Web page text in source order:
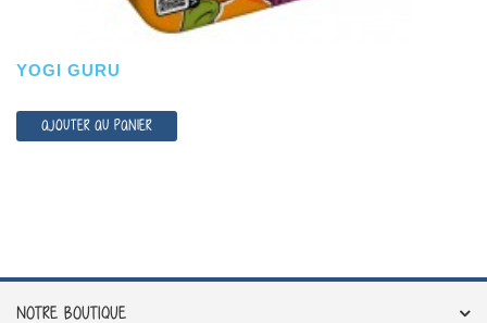
YOGI GURU
AJOUTER AU PANIER
NOTRE BOUTIQUE